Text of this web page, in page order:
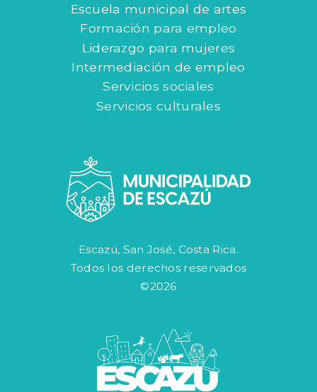
Escuela municipal de artes
Formación para empleo
Liderazgo para mujeres
Intermediación de empleo
Servicios sociales
Servicios culturales
Escazú, San José, Costa Rica.
Todos los derechos reservados
©2026